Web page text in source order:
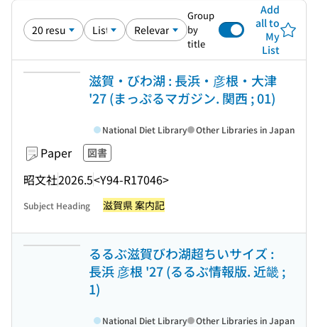
Group
by
title
Add
all to
My
List
滋賀・びわ湖 : 長浜・彦根・大津
'27 (まっぷるマガジン. 関西 ; 01)
Paper 図書
昭文社2026.5<Y94-R17046>
National Diet Library Other Libraries in Japan
Subject Heading 滋賀県 案内記
るるぶ滋賀びわ湖超ちいサイズ :
長浜 彦根 '27 (るるぶ情報版. 近畿 ;
1)
National Diet Library Other Libraries in Japan